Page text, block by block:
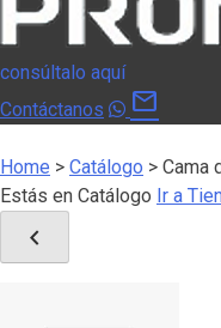
consúltalo aquí
Contáctanos
mail
Home > Catálogo > Cama
Estás en Catálogo Ir a
chevron_left